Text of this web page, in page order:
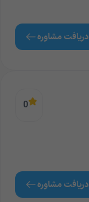
دریافت‌ مشاوره
0
دریافت‌ مشاوره